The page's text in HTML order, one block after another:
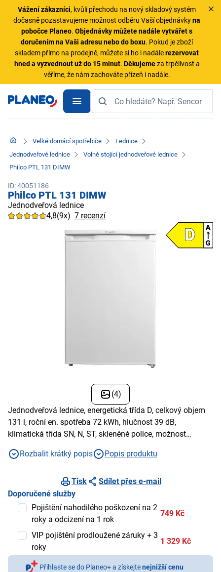
Vážení zákazníci, kvůli přechodu na nový skladový systém
dočasně pozastavujeme možnost odběru Vaší objednávkyna
pobočce Planeo.Objednávky můžete nadále vytvářet s
doručením na Vaši adresu nebo do boxu. Pokud je zboží
skladem přímo na prodejně, můžete si ho i nadálerezervovat
hned a vyzvednout už do 15 minut. Děkujemeza trpělivost a
věříme, že nám zachováte přízeň i nadále.
Velké domácí spotřebiče
Lednice
Jednodveřové lednice
Volně stojící jednodveřové lednice
Philco PTL 131 DIMW
ID: 40051186
Philco PTL 131 DIMW
Jednodveřová lednice
4,8(9x) 7 recenzí
(4)
Jednodveřová lednice, energetická třída D, celkový objem
131 l, roční en. spotřeba 72 kWh, hlučnost 39 dB,
klimatická třída SN, N, ST, skleněné police, možnost
Rozbalit krátký popis
Popis produktu
Tisk
Sdílet přes e-mail
Doporučené služby
Pojištění nahodilého poškození na 2
roky a odcizení na 1 rok
749 Kč
VIP pojištění prodloužené záruky + 3
roky
1 329 Kč
Přihlaste se do Planeo+ a získejtenejnižší cenu